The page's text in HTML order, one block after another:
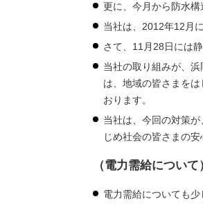
更に、今月から防水
当社は、2012年12月
さて、11月28日には
当社の取り組みが、
は、地域の皆さまを
おります。
当社は、今回の対策
じめ社会の皆さまの
（電力需給について
電力需給についても少